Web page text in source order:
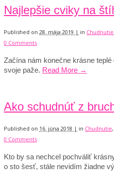
Najlepšie cviky na
Published on 28. mája 2019 | in Chudnutie,
0 Comments
Začína nám konečne krásne
svoje paže. Read More →
Ako schudnúť z
Published on 16. júna 2018 | in Chudnutie,
0 Comments
Kto by sa nechcel pochváliť
o sto šesť, stále nevidím žiadne